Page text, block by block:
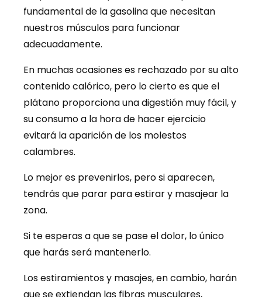
fundamental de la gasolina que necesitan
nuestros músculos para funcionar
adecuadamente.
En muchas ocasiones es rechazado por su alto
contenido calórico, pero lo cierto es que el
plátano proporciona una digestión muy fácil, y
su consumo a la hora de hacer ejercicio
evitará la aparición de los molestos
calambres.
Lo mejor es prevenirlos, pero si aparecen,
tendrás que parar para estirar y masajear la
zona.
Si te esperas a que se pase el dolor, lo único
que harás será mantenerlo.
Los estiramientos y masajes, en cambio, harán
que se extiendan las fibras musculares,